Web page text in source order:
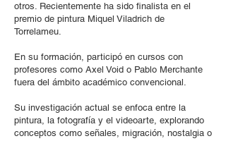
otros. Recientemente ha sido finalista en el
premio de pintura Miquel Viladrich de
Torrelameu.
En su formación, participó en cursos con
profesores como Axel Void o Pablo Merchante
fuera del ámbito académico convencional.
Su investigación actual se enfoca entre la
pintura, la fotografía y el videoarte, explorando
conceptos como señales, migración, nostalgia o